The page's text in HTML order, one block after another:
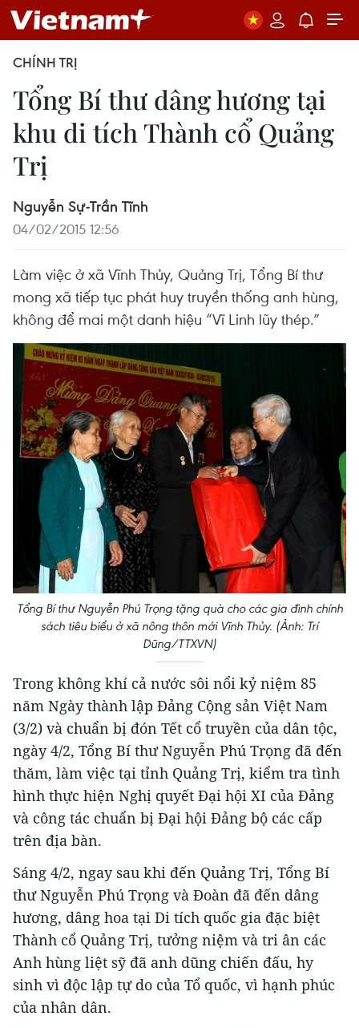
CHÍNH TRỊ
Tổng Bí thư dâng hương tại
khu di tích Thành cổ Quảng
Trị
Nguyễn Sự-Trần Tĩnh
04/02/2015 12:56
Làm việc ở xã Vĩnh Thủy, Quảng Trị, Tổng Bí thư
mong xã tiếp tục phát huy truyền thống anh hùng,
không để mai một danh hiệu “Vĩ Linh lũy thép.”
Tổng Bí thư Nguyễn Phú Trọng tặng quà cho các gia đình chính
sách tiêu biểu ở xã nông thôn mới Vĩnh Thủy. (Ảnh: Trí
Dũng/TTXVN)
Trong không khí cả nước sôi nổi kỷ niệm 85
năm Ngày thành lập Đảng Cộng sản Việt Nam
(3/2) và chuẩn bị đón Tết cổ truyền của dân tộc,
ngày 4/2, Tổng Bí thư Nguyễn Phú Trọng đã đến
thăm, làm việc tại tỉnh Quảng Trị, kiểm tra tình
hình thực hiện Nghị quyết Đại hội XI của Đảng
và công tác chuẩn bị Đại hội Đảng bộ các cấp
trên địa bàn.
Sáng 4/2, ngay sau khi đến Quảng Trị, Tổng Bí
thư Nguyễn Phú Trọng và Đoàn đã đến dâng
hương, dâng hoa tại Di tích quốc gia đặc biệt
Thành cổ Quảng Trị, tưởng niệm và tri ân các
Anh hùng liệt sỹ đã anh dũng chiến đấu, hy
sinh vì độc lập tự do của Tổ quốc, vì hạnh phúc
của nhân dân.